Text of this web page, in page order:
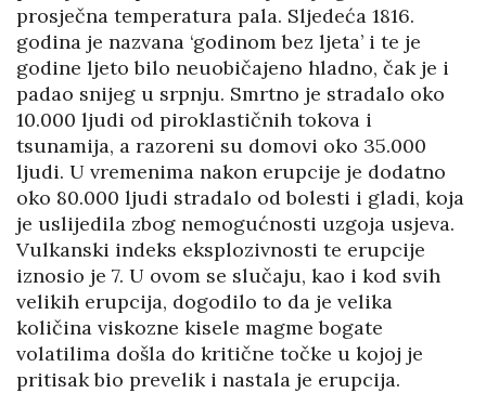
prosječna temperatura pala. Sljedeća 1816.
godina je nazvana ‘godinom bez ljeta’ i te je
godine ljeto bilo neuobičajeno hladno, čak je i
padao snijeg u srpnju. Smrtno je stradalo oko
10.000 ljudi od piroklastičnih tokova i
tsunamija, a razoreni su domovi oko 35.000
ljudi. U vremenima nakon erupcije je dodatno
oko 80.000 ljudi stradalo od bolesti i gladi, koja
je uslijedila zbog nemogućnosti uzgoja usjeva.
Vulkanski indeks eksplozivnosti te erupcije
iznosio je 7. U ovom se slučaju, kao i kod svih
velikih erupcija, dogodilo to da je velika
količina viskozne kisele magme bogate
volatilima došla do kritične točke u kojoj je
pritisak bio prevelik i nastala je erupcija.